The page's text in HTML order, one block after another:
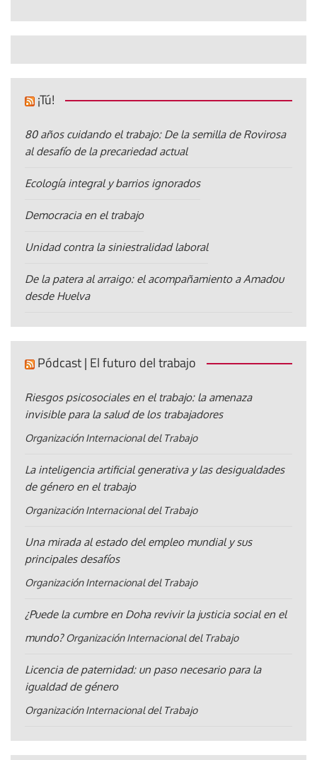
¡Tú!
80 años cuidando el trabajo: De la semilla de Rovirosa
al desafío de la precariedad actual
Ecología integral y barrios ignorados
Democracia en el trabajo
Unidad contra la siniestralidad laboral
De la patera al arraigo: el acompañamiento a Amadou
desde Huelva
Pódcast | El futuro del trabajo
Riesgos psicosociales en el trabajo: la amenaza
invisible para la salud de los trabajadores
Organización Internacional del Trabajo
La inteligencia artificial generativa y las desigualdades
de género en el trabajo
Organización Internacional del Trabajo
Una mirada al estado del empleo mundial y sus
principales desafíos
Organización Internacional del Trabajo
¿Puede la cumbre en Doha revivir la justicia social en el
mundo? Organización Internacional del Trabajo
Licencia de paternidad: un paso necesario para la
igualdad de género
Organización Internacional del Trabajo